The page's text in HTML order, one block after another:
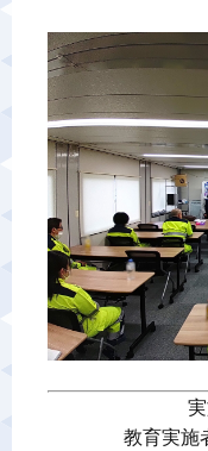
教育実施